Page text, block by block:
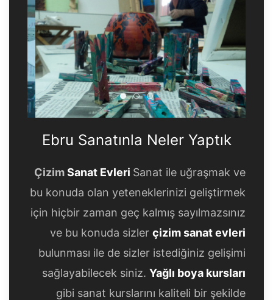
Ebru Sanatınla Neler Yaptık
Ebru Sanatınla Neler
Ebru Sanatınla Neler
Ebru Sanatınla Neler Yaptık
ÇizimSanat Evleri Sanat ile uğraşmak ve
bu konuda olan yeteneklerinizi geliştirmek
için hiçbir zaman geç kalmış sayılmazsınız
ve bu konuda sizler çizim sanat evleri
bulunması ile de sizler istediğiniz gelişimi
sağlayabilecek siniz. Yağlı boya kursları
gibi sanat kurslarını kaliteli bir şekilde